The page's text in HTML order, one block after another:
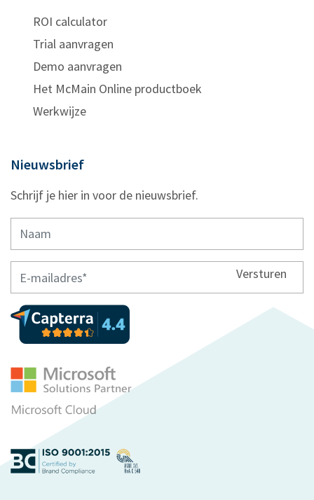
ROI calculator
Trial aanvragen
Demo aanvragen
Het McMain Online productboek
Werkwijze
Nieuwsbrief
Schrijf je hier in voor de nieuwsbrief.
Versturen